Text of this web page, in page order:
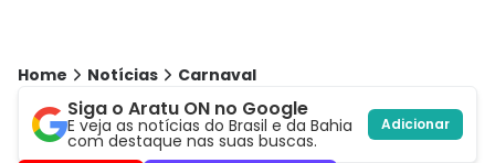
Home Notícias Carnaval
Siga o Aratu ON no Google
E veja as notícias do Brasil e da Bahia
com destaque nas suas buscas.
Adicionar